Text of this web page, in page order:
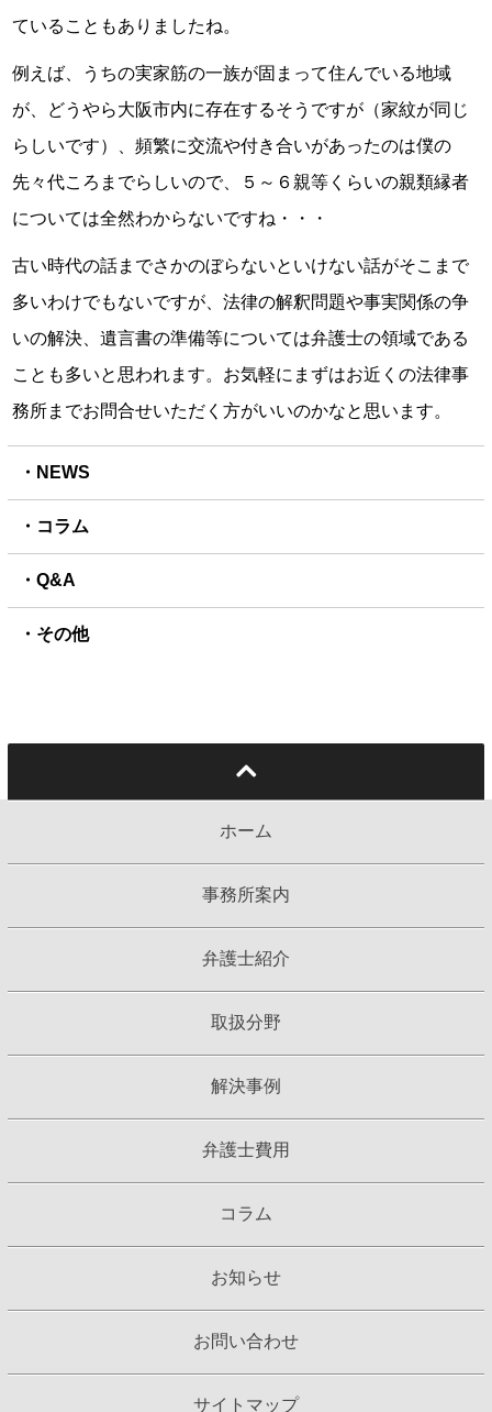
ていることもありましたね。
例えば、うちの実家筋の一族が固まって住んでいる地域
が、どうやら大阪市内に存在するそうですが（家紋が同じ
らしいです）、頻繁に交流や付き合いがあったのは僕の
先々代ころまでらしいので、５～６親等くらいの親類縁者
については全然わからないですね・・・
古い時代の話までさかのぼらないといけない話がそこまで
多いわけでもないですが、法律の解釈問題や事実関係の争
いの解決、遺言書の準備等については弁護士の領域である
ことも多いと思われます。お気軽にまずはお近くの法律事
務所までお問合せいただく方がいいのかなと思います。
NEWS
コラム
Q&A
その他
ホーム
事務所案内
弁護士紹介
取扱分野
解決事例
弁護士費用
コラム
お知らせ
お問い合わせ
サイトマップ